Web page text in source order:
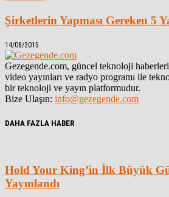
Şirketlerin Yapması Gereken 5
14/08/2015
Gezegende.com, güncel teknoloji
video yayınları ve radyo programı ile
bir teknoloji ve yayın platformudur.
Bize Ulaşın: info@gezegende.com
DAHA FAZLA HABER
Hold Your King’in İlk Büyük
Yayınlandı